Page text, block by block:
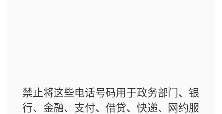
禁止将这些电话号码用于政务部门、银
行、金融、支付、借贷、快递、网约服